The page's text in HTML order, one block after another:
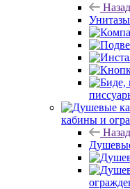
Назад
кабины и
Назад